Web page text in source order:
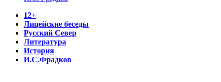
12+
Лицейские беседы
Русский Север
Литература
История
И.С.Фрадков